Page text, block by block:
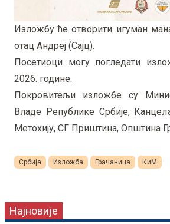
Изложбу ће отворити игуман
отац Андреј (Сајц).
Посетиоци могу погледати
2026. године.
Покровитељи изложбе су
Владе Републике Србије,
Метохију, СГ Приштина, Општина
Србија Изложба Грачаница КиМ
Најновије